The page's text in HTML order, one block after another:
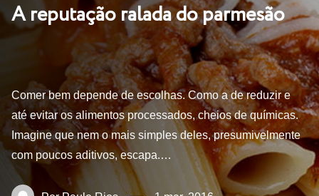
A reputação ralada do parmesão
Comer bem depende de escolhas. Como a de reduzir e
até evitar os alimentos processados, cheios de químicas.
Imagine que nem o mais simples deles, presumivelmente
com poucos aditivos, escapa.…